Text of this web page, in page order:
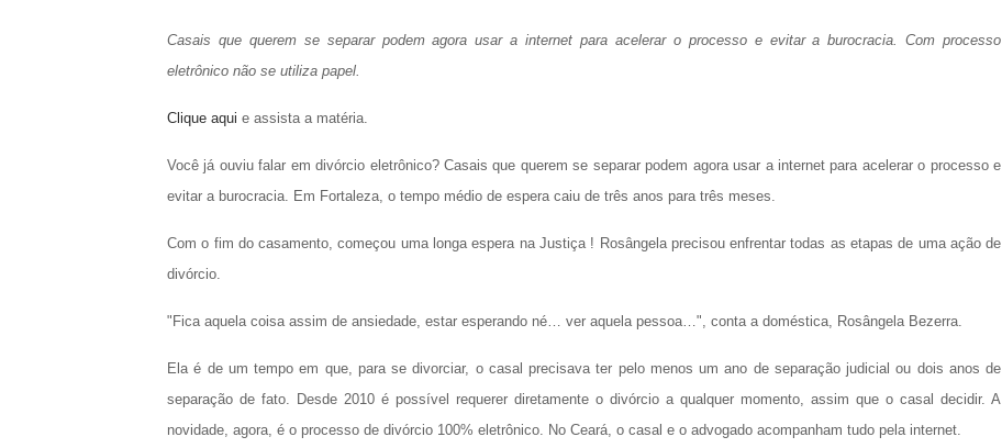
Casais que querem se separar podem agora usar a internet para acelerar o processo e evitar a burocracia. Com processo
eletrônico não se utiliza papel.
Clique aqui e assista a matéria.
Você já ouviu falar em divórcio eletrônico? Casais que querem se separar podem agora usar a internet para acelerar o processo e
evitar a burocracia. Em Fortaleza, o tempo médio de espera caiu de três anos para três meses.
Com o fim do casamento, começou uma longa espera na Justiça ! Rosângela precisou enfrentar todas as etapas de uma ação de
divórcio.
"Fica aquela coisa assim de ansiedade, estar esperando né… ver aquela pessoa…", conta a doméstica, Rosângela Bezerra.
Ela é de um tempo em que, para se divorciar, o casal precisava ter pelo menos um ano de separação judicial ou dois anos de
separação de fato. Desde 2010 é possível requerer diretamente o divórcio a qualquer momento, assim que o casal decidir. A
novidade, agora, é o processo de divórcio 100% eletrônico. No Ceará, o casal e o advogado acompanham tudo pela internet.